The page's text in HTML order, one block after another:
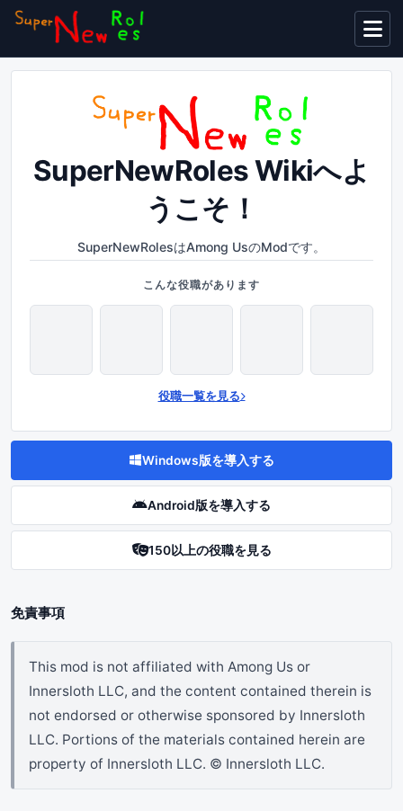
表示言
SuperNewRoles Wikiへよ
うこそ！
SuperNewRolesはAmong UsのModです。
こんな役職があります
役職一覧を見る
Windows版を導入する
Android版を導入する
150以上の役職を見る
免責事項
This mod is not affiliated with Among Us or
Innersloth LLC, and the content contained therein is
not endorsed or otherwise sponsored by Innersloth
LLC. Portions of the materials contained herein are
property of Innersloth LLC. © Innersloth LLC.